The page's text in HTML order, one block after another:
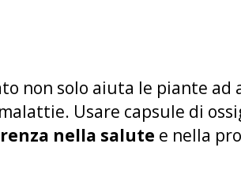
non solo aiuta le piante ad
Usare capsule di
nella salute e nella